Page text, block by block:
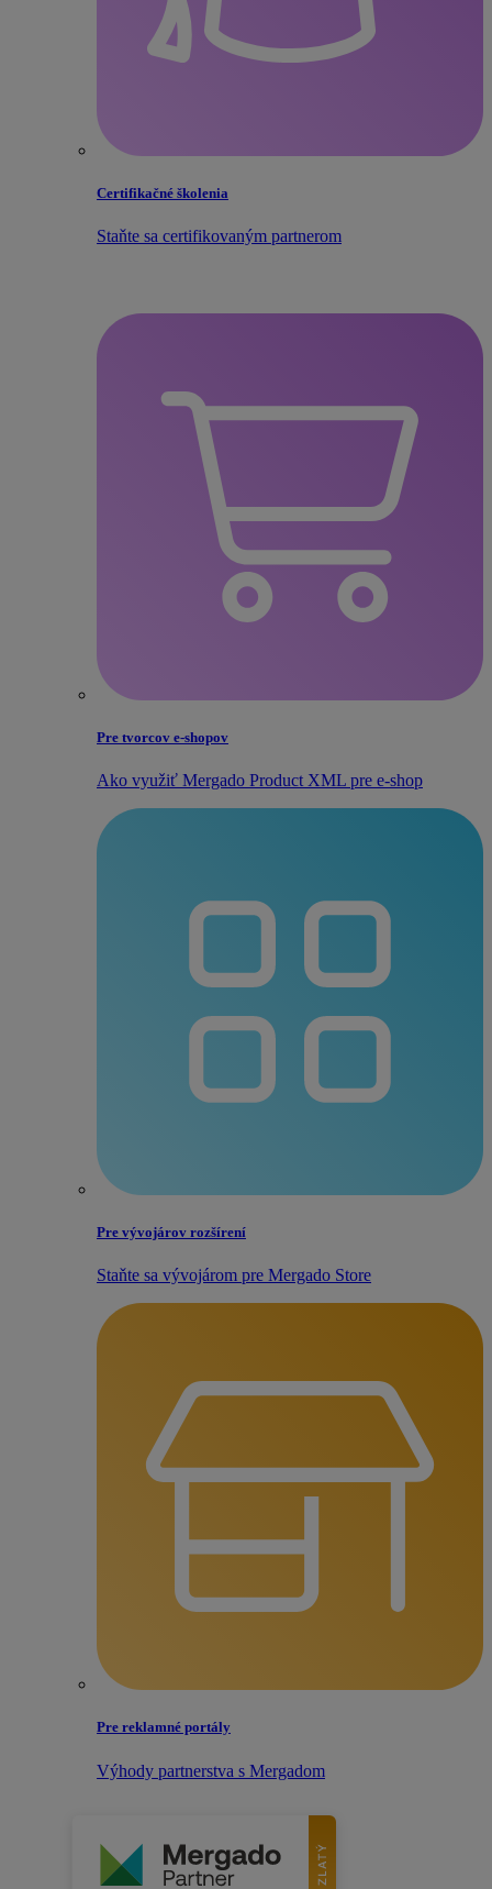
Certifikačné školenia
Staňte sa certifikovaným partnerom
Pre tvorcov e‑shopov
Ako využiť Mergado Product XML pre e‑shop
Pre vývojárov rozšírení
Staňte sa vývojárom pre Mergado Store
Pre reklamné portály
Výhody partnerstva s Mergadom